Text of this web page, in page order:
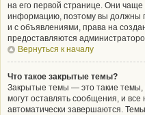
на его первой странице. Они
информацию, поэтому вы должны
и с объявлениями, права на
предоставляются
Вернуться к началу
Что такое закрытые темы?
Закрытые темы — это такие темы,
могут оставлять сообщения, и
автоматически завершаются.